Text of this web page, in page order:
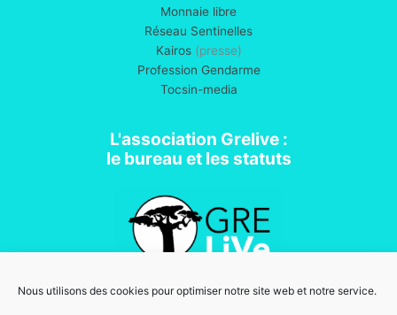
Nous utilisons des cookies pour optimiser notre site web et notre service.
Monnaie libre
Réseau Sentinelles
Kairos(presse)
Profession Gendarme
Tocsin-media
L'association Grelive :
le bureau et les statuts
Association loi 1901